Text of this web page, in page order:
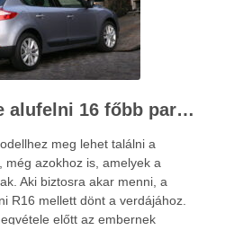
A Renault Megane alufelni 16 főbb paraméterei
meg lehet találni a
még azokhoz is, amelyek a
Aki biztosra akar menni, a
R16 mellett dönt a verdájához.
előtt az embernek